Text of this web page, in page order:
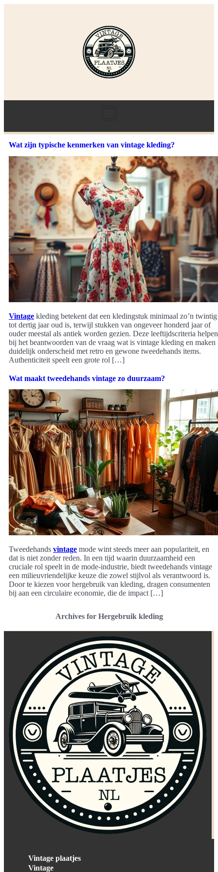
Wat zijn typische kenmerken van vintage kleding?
Vintage kleding betekent dat een kledingstuk minimaal zo’n twintig
tot dertig jaar oud is, terwijl stukken van ongeveer honderd jaar of
ouder meestal als antiek worden gezien. Deze leeftijdscriteria helpen
bij het beantwoorden van de vraag wat is vintage kleding en maken
duidelijk onderscheid met retro en gewone tweedehands items.
Authenticiteit speelt een grote rol […]
Wat maakt tweedehands vintage zo duurzaam?
Tweedehands vintage mode wint steeds meer aan populariteit, en
dat is niet zonder reden. In een tijd waarin duurzaamheid een
cruciale rol speelt in de mode-industrie, biedt tweedehands vintage
een milieuvriendelijke keuze die zowel stijlvol als verantwoord is.
Door te kiezen voor hergebruik van kleding, dragen consumenten
bij aan een circulaire economie, die de impact […]
Archives for Hergebruik kleding
Vintage plaatjes
Vintage